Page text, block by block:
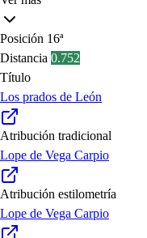
Posición 16ª
Distancia 0.752
Título
Los prados de León
Atribución tradicional
Lope de Vega Carpio
Atribución estilometría
Lope de Vega Carpio